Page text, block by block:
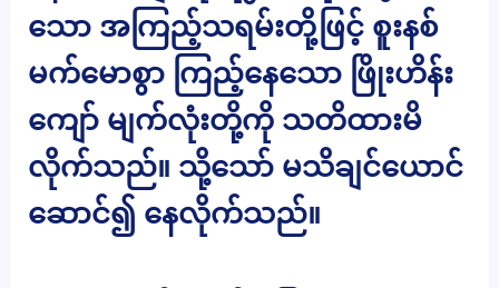
သော အကြည့်သရမ်းတို့ဖြင့် စူးနစ်
မက်မောစွာ ကြည့်နေသော ဖြိုးဟိန်း
ကျော် မျက်လုံးတို့ကို သတိထားမိ
လိုက်သည်။ သို့သော် မသိချင်ယောင်
ဆောင်၍ နေလိုက်သည်။